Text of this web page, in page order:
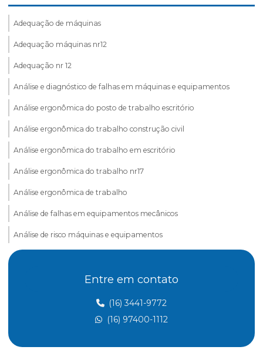
Adequação de máquinas
Adequação máquinas nr12
Adequação nr 12
Análise e diagnóstico de falhas em máquinas e equipamentos
Análise ergonômica do posto de trabalho escritório
Análise ergonômica do trabalho construção civil
Análise ergonômica do trabalho em escritório
Análise ergonômica do trabalho nr17
Análise ergonômica de trabalho
Análise de falhas em equipamentos mecânicos
Análise de risco máquinas e equipamentos
Aterramento elétrico nr10
Atividades insalubres nr 15
Entre em contato
(16) 3441-9772
(16) 97400-1112